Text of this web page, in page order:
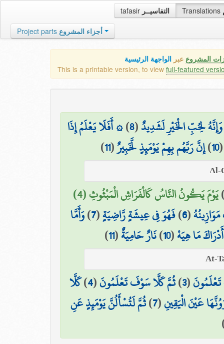
tafasir التفاسيــر Translations
Project parts أجزاء المشروع
المشروع عبر الواجهة الرئيسية
This is a printable version, to view full-featured
وَإِنَّهُ لِحُبِّ الْخَيْرِ لَشَدِيدٌ(
8
)۞ أَفَلَا يَعْلَمُ إِذَا
10
)إِنَّ رَبَّهُم بِهِمْ يَوْمَئِذٍ لَّخَبِيرٌ(
11
)
يَوْمَ يَكُونُ النَّاسُ كَالْفَرَاشِ الْمَبْثُوثِ (4)
(
6
)فَهُوَ فِي عِيشَةٍ رَّاضِيَةٍ(
7
)وَأَمَّا
مَا هِيَهْ(
10
)نَارٌ حَامِيَةٌ(
11
)
(
3
)ثُمَّ كَلَّا سَوْفَ تَعْلَمُونَ(
4
)كَلَّا
عَيْنَ الْيَقِينِ(
7
)ثُمَّ لَتُسْأَلُنَّ يَوْمَئِذٍ عَنِ